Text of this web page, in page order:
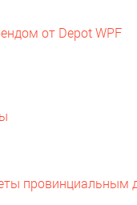
от Depot WPF
провинциальным